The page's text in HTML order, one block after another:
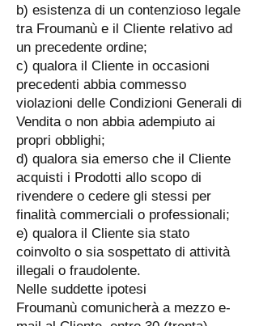
b) esistenza di un contenzioso legale
tra Froumanù e il Cliente relativo ad
un precedente ordine;
c) qualora il Cliente in occasioni
precedenti abbia commesso
violazioni delle Condizioni Generali di
Vendita o non abbia adempiuto ai
propri obblighi;
d) qualora sia emerso che il Cliente
acquisti i Prodotti allo scopo di
rivendere o cedere gli stessi per
finalità commerciali o professionali;
e) qualora il Cliente sia stato
coinvolto o sia sospettato di attività
illegali o fraudolente.
Nelle suddette ipotesi
Froumanù comunicherà a mezzo e-